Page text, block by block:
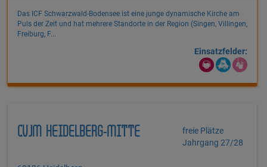
Das ICF Schwarzwald-Bodensee ist eine junge dynamische Kirche am
Puls der Zeit und hat mehrere Standorte in der Region (Singen, Villingen,
Freiburg, F...
Einsatzfelder:
CVJM HEIDELBERG-MITTE
freie Plätze
Jahrgang 27/28